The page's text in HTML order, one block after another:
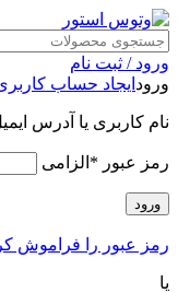
ورود / ثبت نام
ورود ایجاد حساب
نام کاربری یا آدرس
رمز عبور * الزامی
ورود
رمز عبور را فراموش
یا